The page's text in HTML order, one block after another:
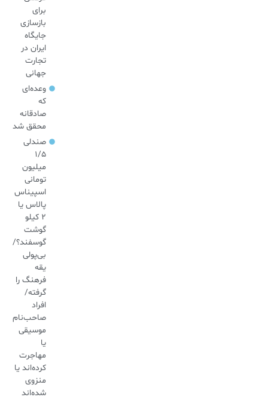
برای
بازسازی
جایگاه
ایران در
تجارت
جهانی
وعده‌ای
که
صادقانه
محقق شد
صندلی
۱/۵
میلیون
تومانی
اسپیناس
پالاس یا
۲ کیلو
گوشت
گوسفند؟/
بی‌پولی
یقه
فرهنگ را
گرفته/
افراد
صاحب‌نام
موسیقی
یا
مهاجرت
کرده‌اند یا
منزوی
شده‌اند